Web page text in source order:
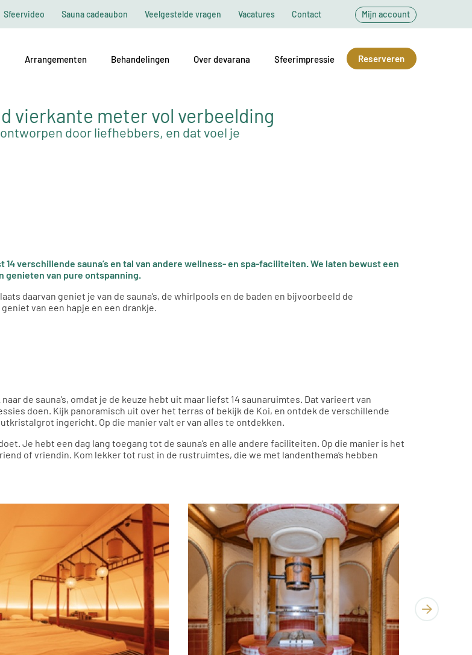
Sfeervideo Sauna cadeaubon Veelgestelde vragen Vacatures Contact Mijn account
Arrangementen Behandelingen Over devarana Sfeerimpressie Reserveren
vierkante meter vol verbeelding
door liefhebbers, en dat voel je
verschillende sauna’s en tal van andere wellness- en spa-faciliteiten. We laten bewust een
genieten van pure ontspanning.
daarvan geniet je van de sauna’s, de whirlpools en de baden en bijvoorbeeld de
van een hapje en een drankje.
de sauna’s, omdat je de keuze hebt uit maar liefst 14 saunaruimtes. Dat varieert van
doen. Kijk panoramisch uit over het terras of bekijk de Koi, en ontdek de verschillende
ingericht. Op die manier valt er van alles te ontdekken.
Je hebt een dag lang toegang tot de sauna’s en alle andere faciliteiten. Op die manier is het
of vriendin. Kom lekker tot rust in de rustruimtes, die we met landenthema’s hebben